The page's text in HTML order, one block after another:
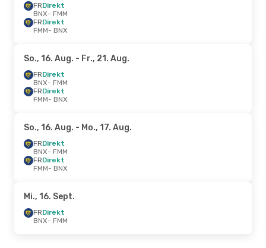
FRDirekt
BNX- FMM
FRDirekt
FMM- BNX
So., 16. Aug. - Fr., 21. Aug.
FRDirekt
BNX- FMM
FRDirekt
FMM- BNX
So., 16. Aug. - Mo., 17. Aug.
FRDirekt
BNX- FMM
FRDirekt
FMM- BNX
Mi., 16. Sept.
FRDirekt
BNX- FMM